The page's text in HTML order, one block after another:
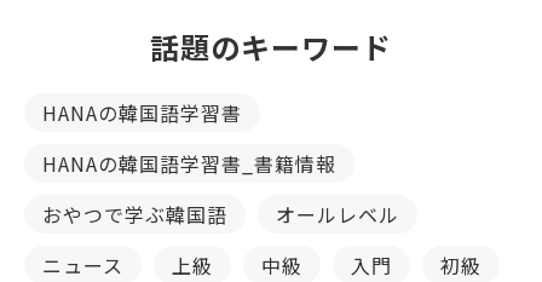
話題のキーワード
HANAの韓国語学習書
HANAの韓国語学習書_書籍情報
おやつで学ぶ韓国語
オールレベル
ニュース
上級 中級 入門
初級